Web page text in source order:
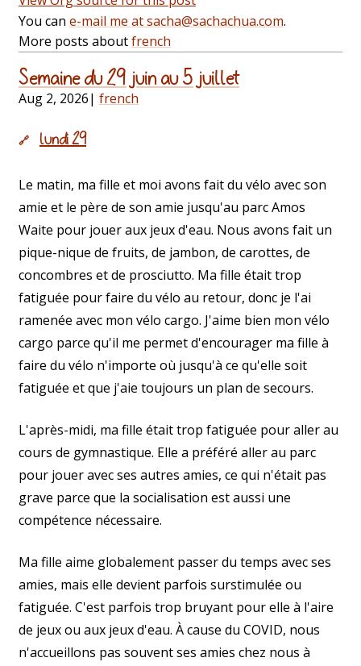
You can e-mail me at sacha@sachachua.com.
More posts aboutfrench
Semaine du 29 juin au 5 juillet
Aug 2, 2026| french
🔗 lundi 29
Le matin, ma fille et moi avons fait du vélo avec son
amie et le père de son amie jusqu'au parc Amos
Waite pour jouer aux jeux d'eau. Nous avons fait un
pique-nique de fruits, de jambon, de carottes, de
concombres et de prosciutto. Ma fille était trop
fatiguée pour faire du vélo au retour, donc je l'ai
ramenée avec mon vélo cargo. J'aime bien mon vélo
cargo parce qu'il me permet d'encourager ma fille à
faire du vélo n'importe où jusqu'à ce qu'elle soit
fatiguée et que j'aie toujours un plan de secours.
L'après-midi, ma fille était trop fatiguée pour aller au
cours de gymnastique. Elle a préféré aller au parc
pour jouer avec ses autres amies, ce qui n'était pas
grave parce que la socialisation est aussi une
compétence nécessaire.
Ma fille aime globalement passer du temps avec ses
amies, mais elle devient parfois surstimulée ou
fatiguée. C'est parfois trop bruyant pour elle à l'aire
de jeux ou aux jeux d'eau. À cause du COVID, nous
n'accueillons pas souvent ses amies chez nous à